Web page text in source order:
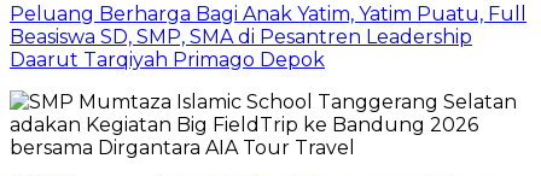
Peluang Berharga Bagi Anak Yatim, Yatim Puatu, Full
Beasiswa SD, SMP, SMA di Pesantren Leadership
Daarut Tarqiyah Primago Depok